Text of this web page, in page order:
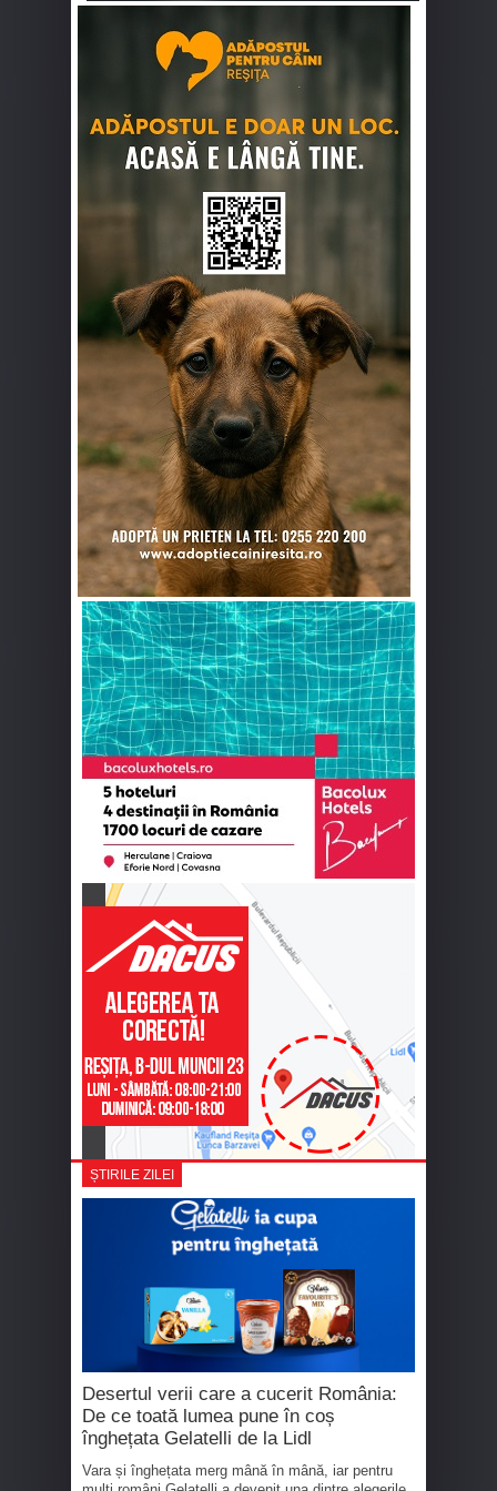
ȘTIRILE ZILEI
Desertul verii care a cucerit România:
De ce toată lumea pune în coș
înghețata Gelatelli de la Lidl
Vara și înghețata merg mână în mână, iar pentru